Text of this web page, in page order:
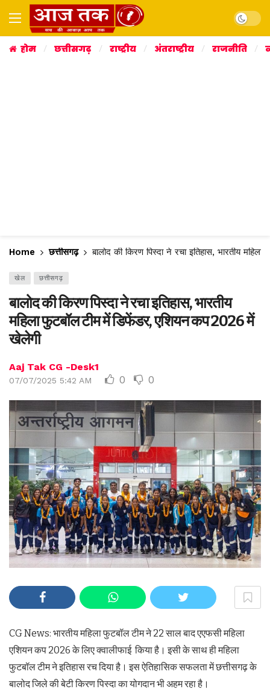
Dark
होम छत्तीसगढ़ राष्ट्रीय अंतराष्ट्रीय राजनीति
Home छत्तीसगढ़ बालोद की किरण पिस्दा ने रचा इतिहास, भारतीय
खेल छत्तीसगढ़
बालोद की किरण पिस्दा ने रचा इतिहास, भारतीय
महिला फुटबॉल टीम में डिफेंडर, एशियन कप 2026 में
खेलेगी
Aaj Tak CG -Desk1
07/07/2025 5:42 AM 0 0
CG News: भारतीय महिला फुटबॉल टीम ने 22 साल बाद एएफसी महिला
एशियन कप 2026 के लिए क्वालीफाई किया है। इसी के साथ ही महिला
फुटबॉल टीम ने इतिहास रच दिया है। इस ऐतिहासिक सफलता में छत्तीसगढ़ के
बालोद जिले की बेटी किरण पिस्दा का योगदान भी अहम रहा है।